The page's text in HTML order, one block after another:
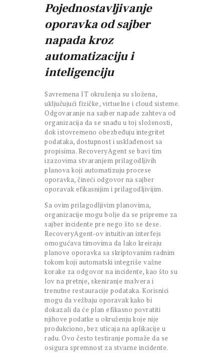
Pojednostavljivanje
oporavka od sajber
napada kroz
automatizaciju i
inteligenciju
Savremena IT okruženja su složena,
uključujući fizičke, virtuelne i cloud sisteme.
Odgovaranje na sajber napade zahteva od
organizacija da se snađu u toj složenosti,
dok istovremeno obezbeđuju integritet
podataka, dostupnost i usklađenost sa
propisima. RecoveryAgent se bavi tim
izazovima stvaranjem prilagodljivih
planova koji automatizuju procese
oporavka, čineći odgovor na sajber
oporavak efikasnijim i prilagodljivijim.
Sa ovim prilagodljivim planovima,
organizacije mogu bolje da se pripreme za
sajber incidente pre nego što se dese.
RecoveryAgent-ov intuitivan interfejs
omogućava timovima da lako kreiraju
planove oporavka sa skriptovanim radnim
tokom koji automatski integriše važne
korake za odgovor na incidente, kao što su
lov na pretnje, skeniranje malvera i
trenutne restauracije podataka. Korisnici
mogu da vežbaju oporavak kako bi
dokazali da će plan efikasno povratiti
njihove podatke u okruženju koje nije
produkciono, bez uticaja na aplikacije u
radu. Ovo često testiranje pomaže da se
osigura spremnost za stvarne incidente.